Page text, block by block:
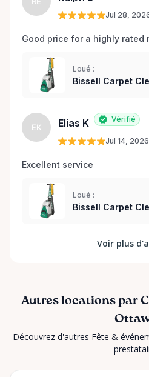
Jul 28,
Good price for a highly rated
Loué :
Bissell Carpet
EK Elias K Vérifié
Jul 14, 2026
Excellent service
Loué :
Bissell Carpet
Voir plus
Autres locations par
Découvrez d'autres Fête &